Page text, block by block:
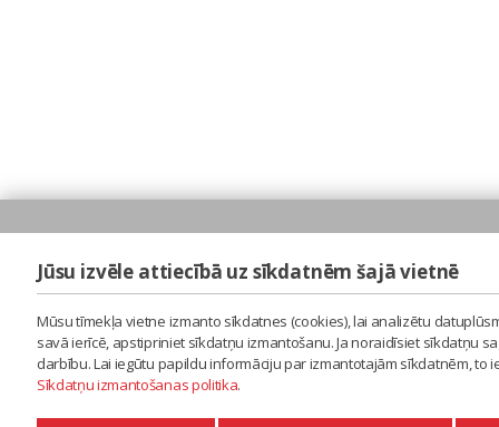
Jūsu izvēle attiecībā uz sīkdatnēm šajā vietnē
Mūsu tīmekļa vietne izmanto sīkdatnes (cookies), lai analizētu
savā ierīcē, apstipriniet sīkdatņu izmantošanu. Ja noraidīsiet sīkdatņu
darbību. Lai iegūtu papildu informāciju par izmantotajām sīkdatnēm,
Sīkdatņu izmantošanas politika.